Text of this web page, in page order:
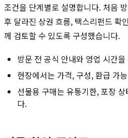
조건을 단계별로 설명합니다. 처음
후 달라진 상권 흐름, 택스리펀드 확
께 검토할 수 있도록 구성했습니다.
방문 전 공식 안내와 영업 시간
현장에서는 가격, 구성, 환급 가
선물용 구매는 유통기한, 포장
다.